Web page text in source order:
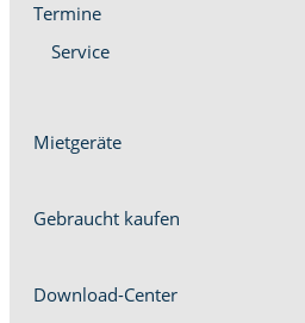
Ter­mine
Ser­vice
Miet­geräte
Gebraucht kaufen
Down­load-Cen­ter